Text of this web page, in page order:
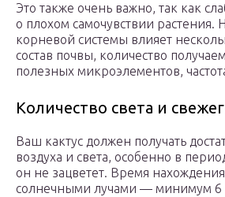
Это также очень важно, так как
о плохом самочувствии растения.
корневой системы влияет
состав почвы, количество
полезных микроэлементов,
Количество света и
Ваш кактус должен получать
воздуха и света, особенно в
он не зацветет. Время
солнечными лучами — минимум 6